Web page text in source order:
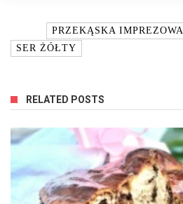
PRZEKĄSKA IMPREZOWA
SER ŻÓŁTY
RELATED POSTS